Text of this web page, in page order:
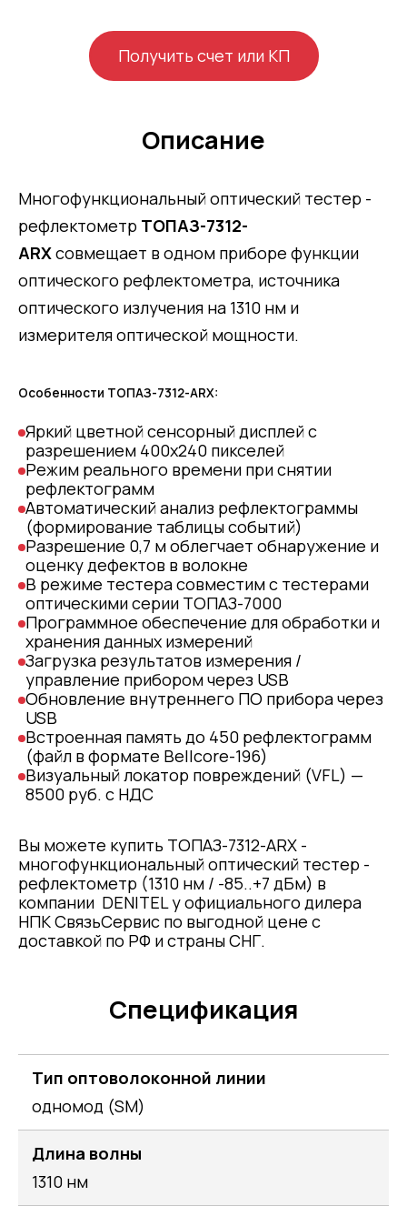
Получить счет или КП
Описание
Многофункциональный оптический тестер -
рефлектометр ТОПАЗ-7312-
ARXcовмещает в одном приборе функции
оптического рефлектометра, источника
оптического излучения на 1310 нм и
измерителя оптической мощности.
Особенности ТОПАЗ-7312-ARX:
Яркий цветной сенсорный дисплей с
разрешением 400х240 пикселей
Режим реального времени при снятии
рефлектограмм
Автоматический анализ рефлектограммы
(формирование таблицы событий)
Разрешение 0,7 м облегчает обнаружение и
оценку дефектов в волокне
В режиме тестера совместим с тестерами
оптическими серии ТОПАЗ-7000
Программное обеспечение для обработки и
хранения данных измерений
Загрузка результатов измерения /
управление прибором через USB
Обновление внутреннего ПО прибора через
USB
Встроенная память до 450 рефлектограмм
(файл в формате Bellcore-196)
Визуальный локатор повреждений (VFL) —
8500 руб. с НДС
Вы можете купить ТОПАЗ-7312-ARX -
многофункциональный оптический тестер -
рефлектометр (1310 нм / -85..+7 дБм) в
компании DENITEL у официального дилера
НПК СвязьСервис по выгодной цене с
доставкой по РФ и страны СНГ.
Спецификация
Тип оптоволоконной линии
одномод (SM)
Длина волны
1310 нм